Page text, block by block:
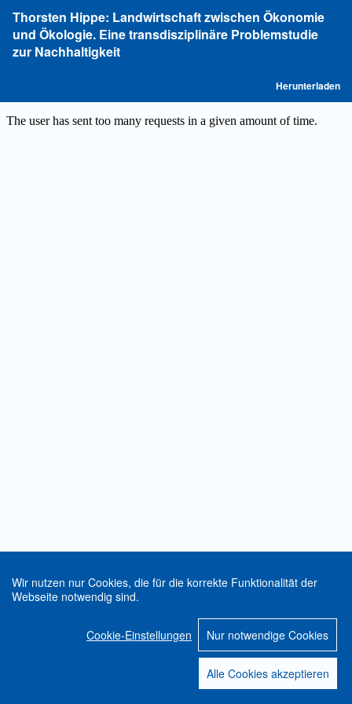
Wir nutzen nur Cookies, die für die korrekte Funktionalität der
Webseite notwendig sind.
Cookie-Einstellungen Nur notwendige Cookies
Alle Cookies akzeptieren
Artikeldetails
zurückkehren
Thorsten Hippe: Landwirtschaft zwischen Ökonomie
und Ökologie. Eine transdisziplinäre Problemstudie
zur Nachhaltigkeit
Herunterladen